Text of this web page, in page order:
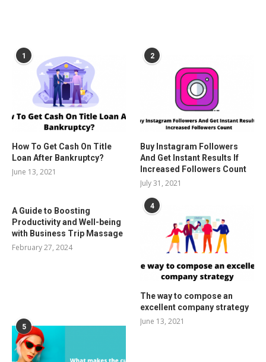
1
How To Get Cash On Title
Loan After Bankruptcy?
June 13, 2021
2
Buy Instagram Followers
And Get Instant Results If
Increased Followers Count
July 31, 2021
A Guide to Boosting
Productivity and Well-being
with Business Trip Massage
February 27, 2024
4
The way to compose an
excellent company strategy
June 13, 2021
5